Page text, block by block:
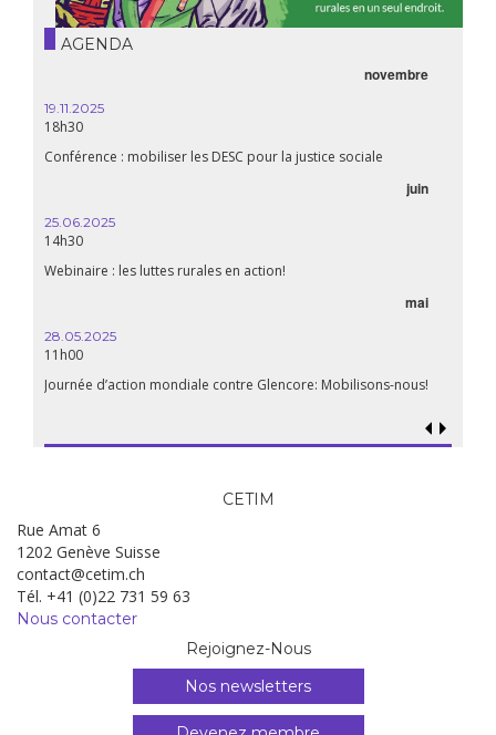
AGENDA
novembre
19.11.2025
18h30
Conférence : mobiliser les DESC pour la justice sociale
juin
25.06.2025
14h30
Webinaire : les luttes rurales en action!
mai
28.05.2025
11h00
Journée d’action mondiale contre Glencore: Mobilisons-nous!
CETIM
Rue Amat 6
1202 Genève Suisse
contact@cetim.ch
Tél. +41 (0)22 731 59 63
Nous contacter
Rejoignez-Nous
Nos newsletters